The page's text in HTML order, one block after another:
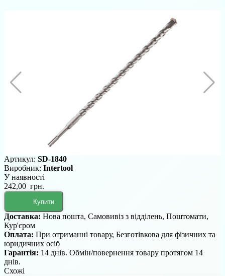
Артикул: SD-1840
Виробник: Intertool
У наявності
242,00 грн.
Купити
Доставка: Нова пошта, Самовивіз з відділень, Поштомати,
Кур'єром
Оплата: При отриманні товару, Безготівкова для фізичних та
юридичних осіб
Гарантія: 14 днів. Обмін/повернення товару протягом 14
днів.
Схожі